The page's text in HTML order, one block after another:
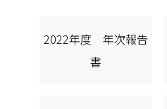
2022年度 年次報告
書